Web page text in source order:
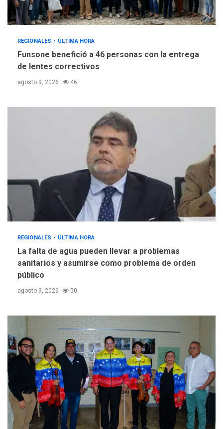
4
evalúa financiamiento obras
post-sismos
TITULARES
Atentado con drones
explosivos deja un policía
REGIONALES ÚLTIMA HORA
Funsone benefició a 46 personas con la entrega
de lentes correctivos
agosto 9, 2026 46
REGIONALES ÚLTIMA HORA
La falta de agua pueden llevar a problemas
sanitarios y asumirse como problema de orden
público
agosto 9, 2026 50